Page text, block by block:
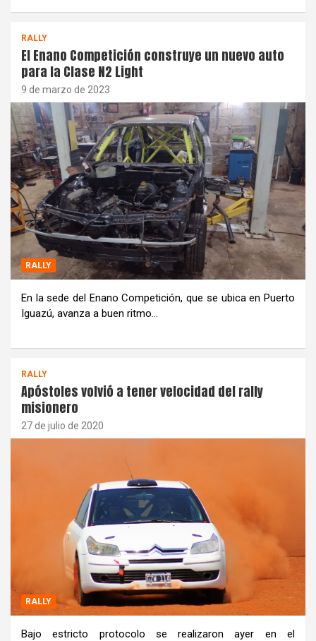
RALLY
El Enano Competición construye un nuevo auto
para la Clase N2 Light
9 de marzo de 2023
RALLY
En la sede del Enano Competición, que se ubica en Puerto
Iguazú, avanza a buen ritmo…
RALLY
Apóstoles volvió a tener velocidad del rally
misionero
27 de julio de 2020
RALLY
Bajo estricto protocolo se realizaron ayer en el